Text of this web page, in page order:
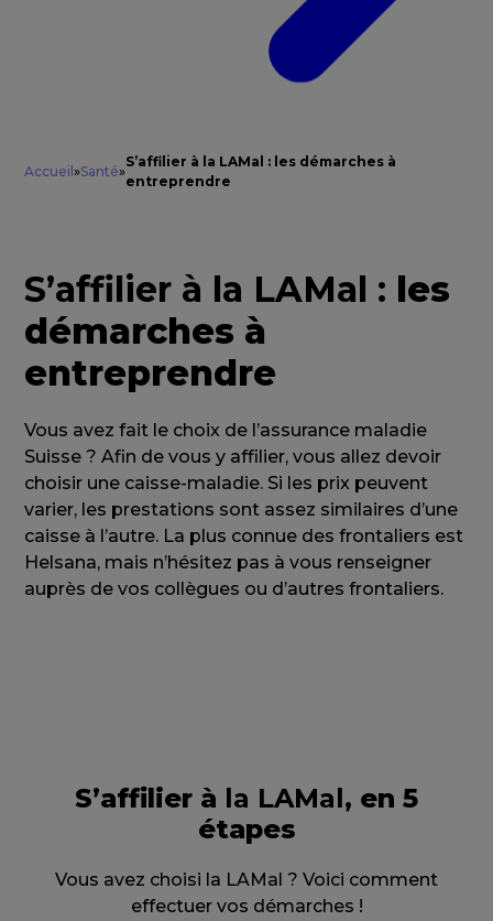
Accueil»Santé»
S’affilier à la LAMal : les démarches à
entreprendre
S’affilier à la LAMal : les
démarches à
entreprendre
Vous avez fait le choix de l’assurance maladie
Suisse ? Afin de vous y affilier, vous allez devoir
choisir une caisse-maladie. Si les prix peuvent
varier, les prestations sont assez similaires d’une
caisse à l’autre. La plus connue des frontaliers est
Helsana, mais n’hésitez pas à vous renseigner
auprès de vos collègues ou d’autres frontaliers.
S’affilier à la LAMal, en 5
étapes
Vous avez choisi la LAMal ? Voici comment
effectuer vos démarches !